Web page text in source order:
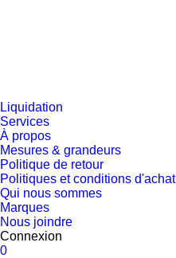
Liquidation
Services
À propos
Mesures & grandeurs
Politique de retour
Politiques et conditions d'achat
Qui nous sommes
Marques
Nous joindre
Connexion
0